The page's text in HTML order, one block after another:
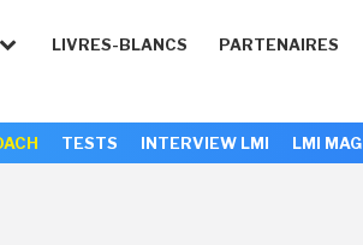
LIVRES-BLANCS PARTENAIRES
TESTS INTERVIEW LMI LMI MAG